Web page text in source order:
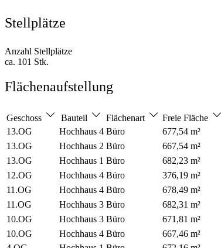
Stellplätze
Anzahl Stellplätze
ca. 101 Stk.
Flächenaufstellung
Geschoss Bauteil Flächenart Freie Fläche
13.OG
Hochhaus 4 Büro 677,54 m²
13.OG Hochhaus 2 Büro 667,54 m²
13.OG Hochhaus 1 Büro 682,23 m²
12.OG Hochhaus 4 Büro 376,19 m²
11.OG Hochhaus 4 Büro 678,49 m²
11.OG Hochhaus 3 Büro 682,31 m²
10.OG Hochhaus 3 Büro 671,81 m²
10.OG Hochhaus 4 Büro 667,46 m²